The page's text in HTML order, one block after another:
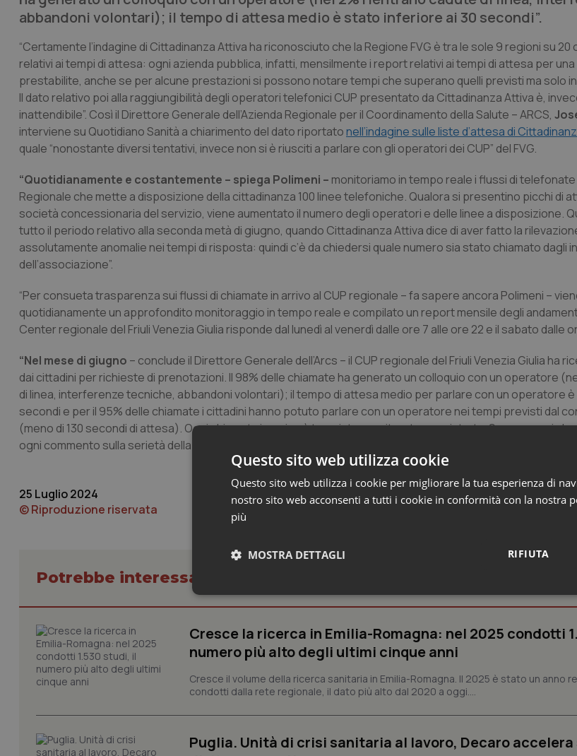
abbandoni volontari); il tempo di attesa medio è stato inferiore ai 30 secondi”.
“Certamente l’indagine di Cittadinanza Attiva ha riconosciuto che la Regione FVG è tra le sole 9 regioni su 20
relativi ai tempi di attesa: ogni azienda pubblica, infatti, mensilmente i report relativi ai tempi di attesa per
prestabilite, anche se per alcune prestazioni si possono notare tempi che superano quelli previsti ma solo
Il dato relativo poi alla raggiungibilità degli operatori telefonici CUP presentato da Cittadinanza Attiva è,
inattendibile”. Così il Direttore Generale dell’Azienda Regionale per il Coordinamento della Salute – ARCS,
interviene su Quotidiano Sanità a chiarimento del dato riportatonell’indagine sulle liste d’attesa di
quale “nonostante diversi tentativi, invece non si è riusciti a parlare con gli operatori dei CUP” del FVG.
“Quotidianamente e costantemente – spiega Polimeni – monitoriamo in tempo reale i flussi di
Regionale che mette a disposizione della cittadinanza 100 linee telefoniche. Qualora si presentino picchi di
società concessionaria del servizio, viene aumentato il numero degli operatori e delle linee a disposizione.
tutto il periodo relativo alla seconda metà di giugno, quando Cittadinanza Attiva dice di aver fatto la
assolutamente anomalie nei tempi di risposta: quindi c’è da chiedersi quale numero sia stato chiamato dagli
dell’associazione”.
“Per consueta trasparenza sui flussi di chiamate in arrivo al CUP regionale – fa sapere ancora Polimeni –
quotidianamente un approfondito monitoraggio in tempo reale e compilato un report mensile degli
Center regionale del Friuli Venezia Giulia risponde dal lunedì al venerdì dalle ore 7 alle ore 22 e il sabato dalle
“Nel mese di giugno – conclude il Direttore Generale dell’Arcs – il CUP regionale del Friuli Venezia Giulia ha
dai cittadini per richieste di prenotazioni. Il 98% delle chiamate ha generato un colloquio con un operatore
di linea, interferenze tecniche, abbandoni volontari); il tempo di attesa medio per parlare con un operatore
secondi e per il 95% delle chiamate i cittadini hanno potuto parlare con un operatore nei tempi previsti dal
(meno di 130 secondi di attesa). Ogni chiamata in arrivo è tracciata, monitorata e registrata. Sono numeri
ogni commento sulla serietà della rilevazione presentata”.
25 Luglio 2024
© Riproduzione riservata
Potrebbe interessarti in Friuli Venezia Giulia
Cresce la ricerca in Emilia-Romagna: nel 2025 condotti
numero più alto degli ultimi cinque anni
Cresce il volume della ricerca sanitaria in Emilia-Romagna. Il 2025 è stato un anno
condotti dalla rete regionale, il dato più alto dal 2020 a oggi....
Puglia. Unità di crisi sanitaria al lavoro, Decaro accelera
Questo sito web utilizza cookie
Questo sito web utilizza i cookie per migliorare la tua esperienza di
nostro sito web acconsenti a tutti i cookie in conformità con la nostra
più
RIFIUTA
MOSTRA DETTAGLI
Necessari Statistici
Necessari Statistici
e l'accesso alle aree protette del sito. Il sito web non è in grado di funzionare correttamente